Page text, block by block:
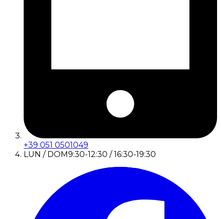
+39 051 0501049
LUN / DOM9:30-12:30 / 16:30-19:30